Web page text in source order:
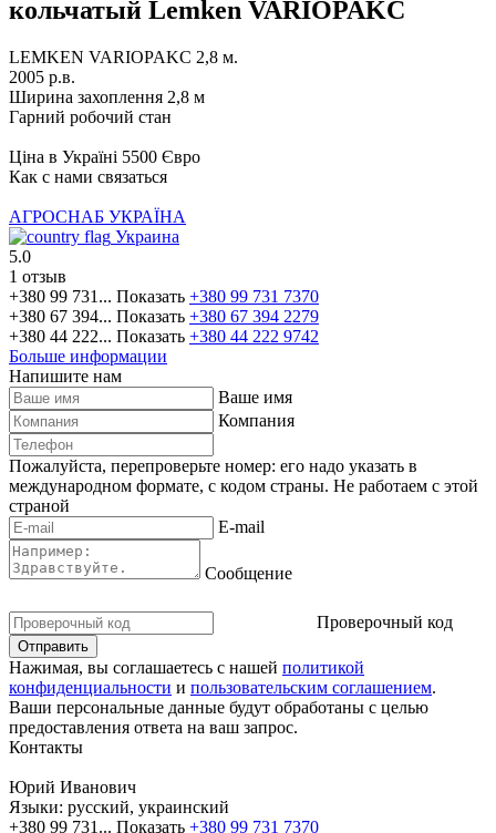
кольчатый Lemken VARIOPAKC
LEMKEN VARIOPAKC 2,8 м.
2005 р.в.
Ширина захоплення 2,8 м
Гарний робочий стан
Ціна в Україні 5500 Євро
Как с нами связаться
АГРОСНАБ УКРАЇНА
Украина
5.0
1 отзыв
+380 99 731... Показать +380 99 731 7370
+380 67 394... Показать +380 67 394 2279
+380 44 222... Показать +380 44 222 9742
Больше информации
Напишите нам
Ваше имя
Компания
Пожалуйста, перепроверьте номер: его надо указать в
международном формате, с кодом страны. Не работаем с этой
страной
E-mail
Сообщение
Проверочный код
Нажимая, вы соглашаетесь с нашей политикой
конфиденциальности и пользовательским соглашением.
Ваши персональные данные будут обработаны с целью
предоставления ответа на ваш запрос.
Контакты
Юрий Иванович
Языки: русский, украинский
+380 99 731... Показать +380 99 731 7370